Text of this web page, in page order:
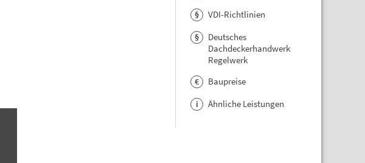
§ VDI-Richtlinien
§
Deutsches
Dachdeckerhandwerk
Regelwerk
€ Baupreise
i Ähnliche Leistungen